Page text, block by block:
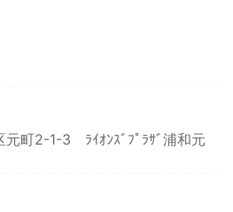
元町2-1-3 ﾗｲｵﾝｽﾞﾌﾟﾗｻﾞ浦和元